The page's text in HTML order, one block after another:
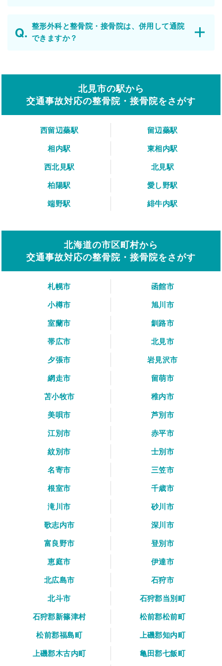
整形外科と整骨院・接骨院は、併用して通院
できますか？
北見市の駅から
交通事故対応の整骨院・接骨院をさがす
西留辺蘂駅
留辺蘂駅
相内駅
東相内駅
西北見駅
北見駅
柏陽駅
愛し野駅
端野駅
緋牛内駅
北海道の市区町村から
交通事故対応の整骨院・接骨院をさがす
札幌市
函館市
小樽市
旭川市
室蘭市
釧路市
帯広市
北見市
夕張市
岩見沢市
網走市
留萌市
苫小牧市
稚内市
美唄市
芦別市
江別市
赤平市
紋別市
士別市
名寄市
三笠市
根室市
千歳市
滝川市
砂川市
歌志内市
深川市
富良野市
登別市
恵庭市
伊達市
北広島市
石狩市
北斗市
石狩郡当別町
石狩郡新篠津村
松前郡松前町
松前郡福島町
上磯郡知内町
上磯郡木古内町
亀田郡七飯町